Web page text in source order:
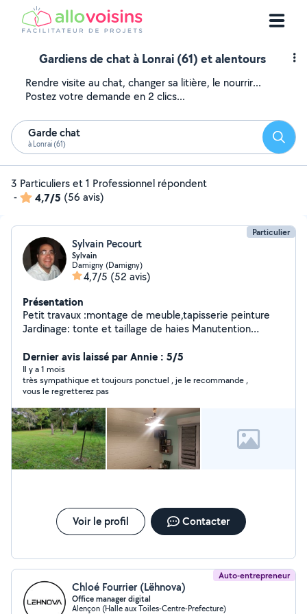
Gardiens de chat à Lonrai (61) et alentours
Rendre visite au chat, changer sa litière, le nourrir...
Postez votre demande en 2 clics...
Garde chat
à Lonrai (61)
3 Particuliers et 1 Professionnel répondent
-
4,7/5 (56 avis)
Particulier
Sylvain Pecourt
Sylvain
Damigny (Damigny)
4,7/5 (52 avis)
Présentation
Petit travaux :montage de meuble,tapisserie peinture
Jardinage: tonte et taillage de haies Manutention
Dernier avis laissé par Annie : 5/5
Il y a 1 mois
très sympathique et toujours ponctuel , je le recommande ,
vous le regretterez pas
Voir le profil Contacter
Auto-entrepreneur
Chloé Fourrier (Lëhnova)
Office manager digital
Alençon (Halle aux Toiles-Centre-Prefecture)